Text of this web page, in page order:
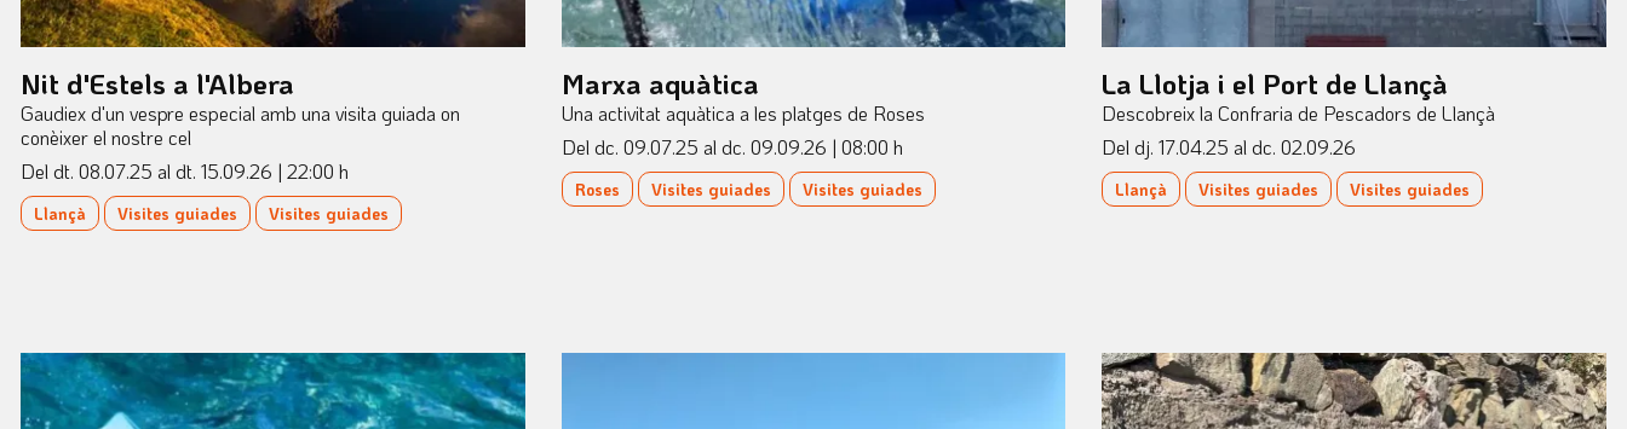
Nit d'Estels a l'Albera
Gaudiex d'un vespre especial amb una visita guiada on
conèixer el nostre cel
Del dt. 08.07.25 al dt. 15.09.26 | 22:00 h
Llançà Visites guiades Visites guiades
Marxa aquàtica
Una activitat aquàtica a les platges de Roses
Del dc. 09.07.25 al dc. 09.09.26 | 08:00 h
Roses Visites guiades Visites guiades
La Llotja i el Port de Llançà
Descobreix la Confraria de Pescadors de Llançà
Del dj. 17.04.25 al dc. 02.09.26
Llançà Visites guiades Visites guiades